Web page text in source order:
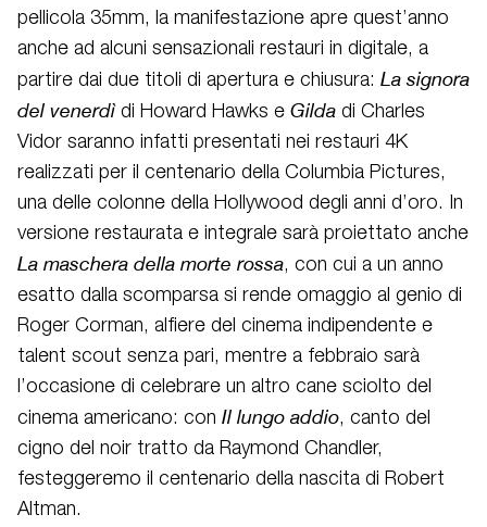
pellicola 35mm, la manifestazione apre quest’anno
anche ad alcuni sensazionali restauri in digitale, a
partire dai due titoli di apertura e chiusura: La signora
del venerdìdi Howard Hawks e Gilda di Charles
Vidor saranno infatti presentati nei restauri 4K
realizzati per il centenario della Columbia Pictures,
una delle colonne della Hollywood degli anni d’oro. In
versione restaurata e integrale sarà proiettato anche
La maschera della morte rossa, con cui a un anno
esatto dalla scomparsa si rende omaggio al genio di
Roger Corman, alfiere del cinema indipendente e
talent scout senza pari, mentre a febbraio sarà
l’occasione di celebrare un altro cane sciolto del
cinema americano: con Il lungo addio, canto del
cigno del noir tratto da Raymond Chandler,
festeggeremo il centenario della nascita di Robert
Altman.